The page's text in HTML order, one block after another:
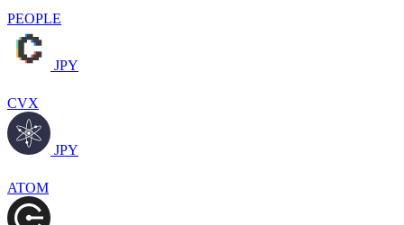
PEOPLE
JPY
CVX
JPY
ATOM